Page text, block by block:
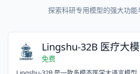
探索科研专用模型的强大功能
Lingshu-32B 医疗大
免费